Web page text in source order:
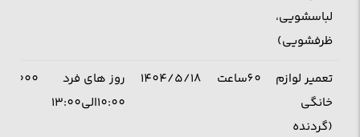
لباسشویی،
ظرفشویی)
تعمیر لوازم
خانگی
(گردنده
60ساعت 1404/5/18
روز های فرد
10:00الی13:00